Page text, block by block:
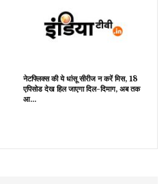
नेटफ्लिक्स की ये धांसू सीरीज न करें मिस, 18
एपिसोड देख हिल जाएगा दिल-दिमाग, अब तक
आ…